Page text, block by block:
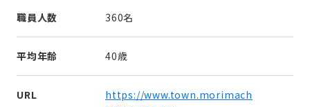
職員人数 360名
平均年齢 40歳
URL
https://www.town.morimach